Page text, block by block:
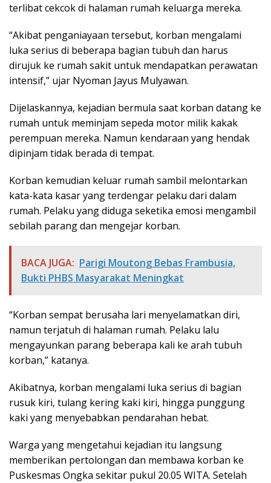
terlibat cekcok di halaman rumah keluarga mereka.
“Akibat penganiayaan tersebut, korban mengalami
luka serius di beberapa bagian tubuh dan harus
dirujuk ke rumah sakit untuk mendapatkan perawatan
intensif,” ujar Nyoman Jayus Mulyawan.
Dijelaskannya, kejadian bermula saat korban datang ke
rumah untuk meminjam sepeda motor milik kakak
perempuan mereka. Namun kendaraan yang hendak
dipinjam tidak berada di tempat.
Korban kemudian keluar rumah sambil melontarkan
kata-kata kasar yang terdengar pelaku dari dalam
rumah. Pelaku yang diduga seketika emosi mengambil
sebilah parang dan mengejar korban.
BACA JUGA: Parigi Moutong Bebas Frambusia,
Bukti PHBS Masyarakat Meningkat
“Korban sempat berusaha lari menyelamatkan diri,
namun terjatuh di halaman rumah. Pelaku lalu
mengayunkan parang beberapa kali ke arah tubuh
korban,” katanya.
Akibatnya, korban mengalami luka serius di bagian
rusuk kiri, tulang kering kaki kiri, hingga punggung
kaki yang menyebabkan pendarahan hebat.
Warga yang mengetahui kejadian itu langsung
memberikan pertolongan dan membawa korban ke
Puskesmas Ongka sekitar pukul 20.05 WITA. Setelah